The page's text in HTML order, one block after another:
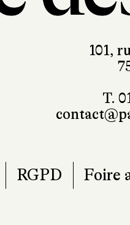
101,
T.
RGPD Foire